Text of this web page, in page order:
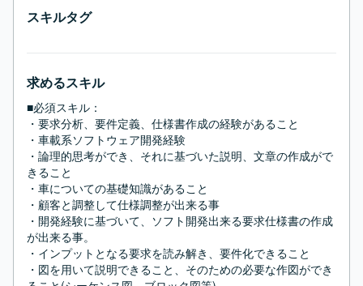
スキルタグ
求めるスキル
■必須スキル：
・要求分析、要件定義、仕様書作成の経験があること
・車載系ソフトウェア開発経験
・論理的思考ができ、それに基づいた説明、文章の作成がで
きること
・車についての基礎知識があること
・顧客と調整して仕様調整が出来る事
・開発経験に基づいて、ソフト開発出来る要求仕様書の作成
が出来る事。
・インプットとなる要求を読み解き、要件化できること
・図を用いて説明できること、そのための必要な作図ができ